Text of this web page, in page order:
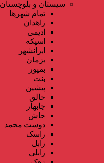
سیستان و بلوچستان
تمام شهر‌ها
زاهدان
ادیمی
اسپکه
ایرانشهر
بزمان
بمپور
بنت
پیشین
جالق
چابهار
خاش
دوست محمد
راسک
زابل
زابلی